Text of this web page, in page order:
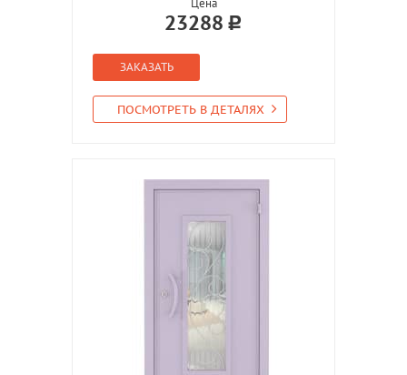
Цена
23288
ЗАКАЗАТЬ
ПОСМОТРЕТЬ В ДЕТАЛЯХ